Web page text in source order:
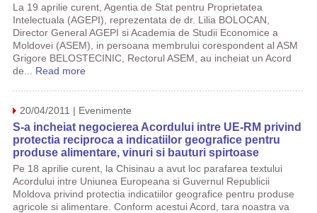
La 19 aprilie curent, Agentia de Stat pentru Proprietatea
Intelectuala (AGEPI), reprezentata de dr. Lilia BOLOCAN,
Director General AGEPI si Academia de Studii Economice a
Moldovei (ASEM), in persoana membrului corespondent al ASM
Grigore BELOSTECINIC, Rectorul ASEM, au incheiat un Acord
de... Read more
20/04/2011 | Evenimente
S-a incheiat negocierea Acordului intre UE-RM privind
protectia reciproca a indicatiilor geografice pentru
produse alimentare, vinuri si bauturi spirtoase
Pe 18 aprilie curent, la Chisinau a avut loc parafarea textului
Acordului intre Uniunea Europeana si Guvernul Republicii
Moldova privind protectia indicatiilor geografice pentru produse
agricole si alimentare. Conform acestui Acord, tara noastra va